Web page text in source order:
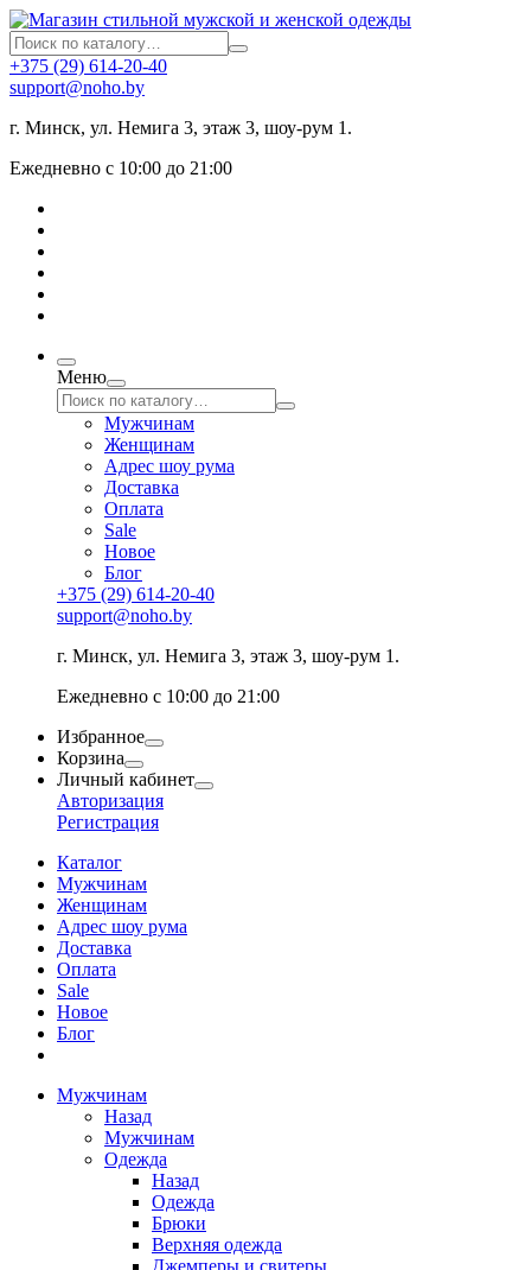
+375 (29) 614-20-40
support@noho.by
г. Минск, ул. Немига 3, этаж 3, шоу-рум 1.
Ежедневно с 10:00 до 21:00
Меню
Мужчинам
Женщинам
Адрес шоу рума
Доставка
Оплата
Sale
Новое
Блог
+375 (29) 614-20-40
support@noho.by
г. Минск, ул. Немига 3, этаж 3, шоу-рум 1.
Ежедневно с 10:00 до 21:00
Избранное
Корзина
Личный кабинет
Авторизация
Регистрация
Каталог
Мужчинам
Женщинам
Адрес шоу рума
Доставка
Оплата
Sale
Новое
Блог
Мужчинам
Назад
Мужчинам
Одежда
Назад
Одежда
Брюки
Верхняя одежда
Джемперы и свитеры